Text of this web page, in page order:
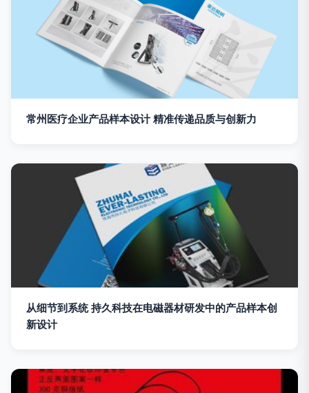
常州医疗企业产品样本设计 精准传递品质与创新力
从细节到系统 持久科技在电磁器材研发中的产品样本创
新设计